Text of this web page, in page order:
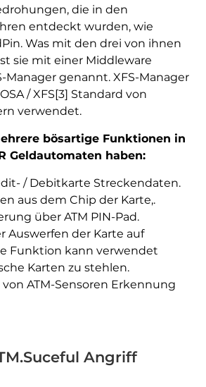
die in den
entdeckt wurden, wie
Was mit den drei von ihnen
sie mit einer Middleware
Manager genannt. XFS-Manager
/ XFS[3] Standard von
verwendet.
bösartige Funktionen in
Geldautomaten haben:
/ Debitkarte Streckendaten.
aus dem Chip der Karte,.
über ATM PIN-Pad.
Auswerfen der Karte auf
Funktion kann verwendet
Karten zu stehlen.
ATM-Sensoren Erkennung
Angriff